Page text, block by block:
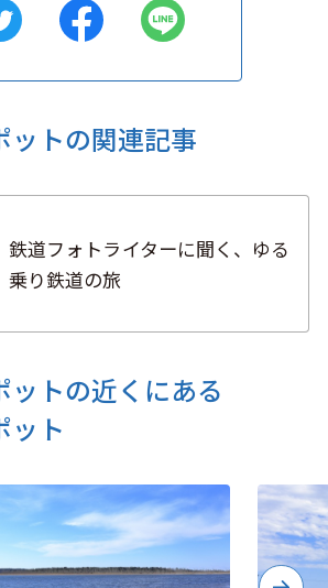
ットの関連記事
鉄道フォトライターに聞く、ゆる
乗り鉄道の旅
ットの近くにある
ット